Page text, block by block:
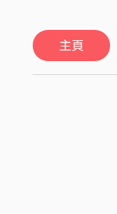
主頁